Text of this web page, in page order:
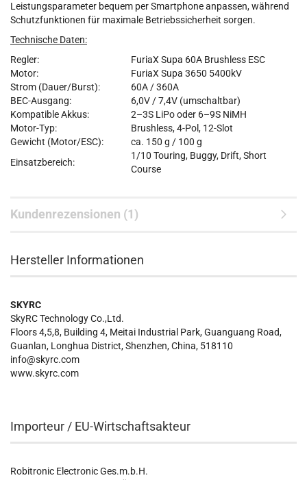
Leistungsparameter bequem per Smartphone anpassen, während
Schutzfunktionen für maximale Betriebssicherheit sorgen.
Technische Daten:
Regler:
FuriaX Supa 60A Brushless ESC
Motor:
FuriaX Supa 3650 5400kV
Strom (Dauer/Burst):
60A / 360A
BEC-Ausgang:
6,0V / 7,4V (umschaltbar)
Kompatible Akkus:
2–3S LiPo oder 6–9S NiMH
Motor-Typ:
Brushless, 4-Pol, 12-Slot
Gewicht (Motor/ESC):
ca. 150 g / 100 g
Einsatzbereich:
1/10 Touring, Buggy, Drift, Short
Course
Kundenrezensionen (1)
Hersteller Informationen
SKYRC
SkyRC Technology Co.,Ltd.
Floors 4,5,8, Building 4, Meitai Industrial Park, Guanguang Road,
Guanlan, Longhua District, Shenzhen, China, 518110
info@skyrc.com
www.skyrc.com
Importeur / EU-Wirtschaftsakteur
Robitronic Electronic Ges.m.b.H.